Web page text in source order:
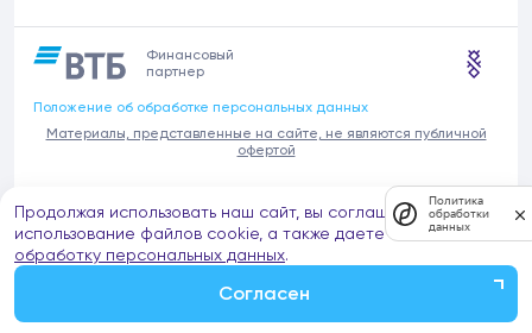
Финансовый
партнер
Положение об обработке персональных данных
Материалы, представленные на сайте, не являются публичной
офертой
В связи с участившимися случаями предложений частных услуг от
имени компании Донстрой (проведения ремонтов, продажи
отделочных материалов и т.п.), обращаем внимание на то, что
компания Донстрой не оказывает таких услуг, не имеет
представительств такого профиля и не обращается к частным
Продолжая использовать наш сайт, вы соглашаетесь на
использование файлов cookie, а также даете согласие на
обработку персональных данных.
Согласен
Политика
обработки
данных